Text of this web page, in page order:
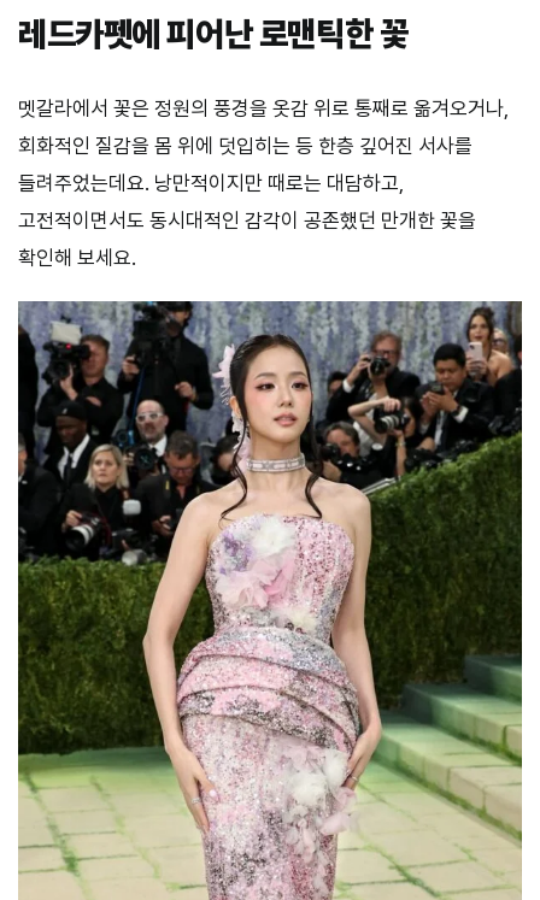
레드카펫에 피어난 로맨틱한 꽃
멧갈라에서 꽃은 정원의 풍경을 옷감 위로 통째로 옮겨오거나,
회화적인 질감을 몸 위에 덧입히는 등 한층 깊어진 서사를
들려주었는데요. 낭만적이지만 때로는 대담하고,
고전적이면서도 동시대적인 감각이 공존했던 만개한 꽃을
확인해 보세요.